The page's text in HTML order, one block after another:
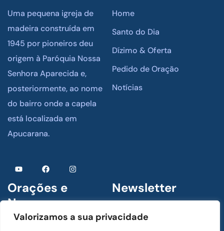
Valorizamos a sua privacidade
Uma pequena igreja de
madeira construída em
1945 por pioneiros deu
origem à Paróquia Nossa
Senhora Aparecida e,
posteriormente, ao nome
do bairro onde a capela
está localizada em
Apucarana.
Home
Santo do Dia
Dízimo & Oferta
Pedido de Oração
Notícias
Orações e
Novenas
Newsletter
Assine para receber